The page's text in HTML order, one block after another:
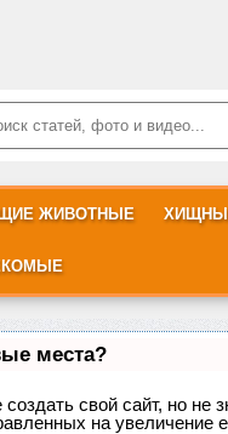
ЖИВОТНЫЕ
места?
свой сайт, но не
на увеличение